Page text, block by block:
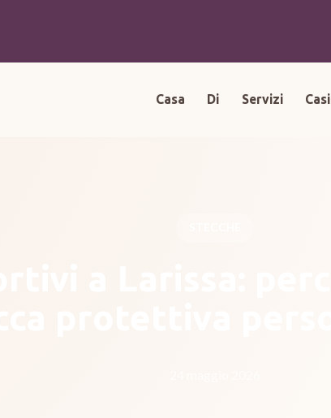
Casa Di Servizi Casi